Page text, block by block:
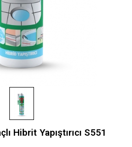
Hibrit Yapıştırıcı S551